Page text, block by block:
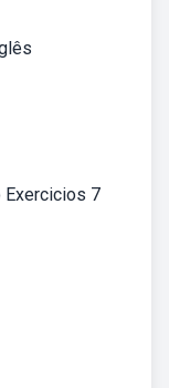
Exercicios 7